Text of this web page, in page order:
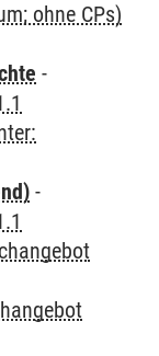
ohne CPs)
-
-